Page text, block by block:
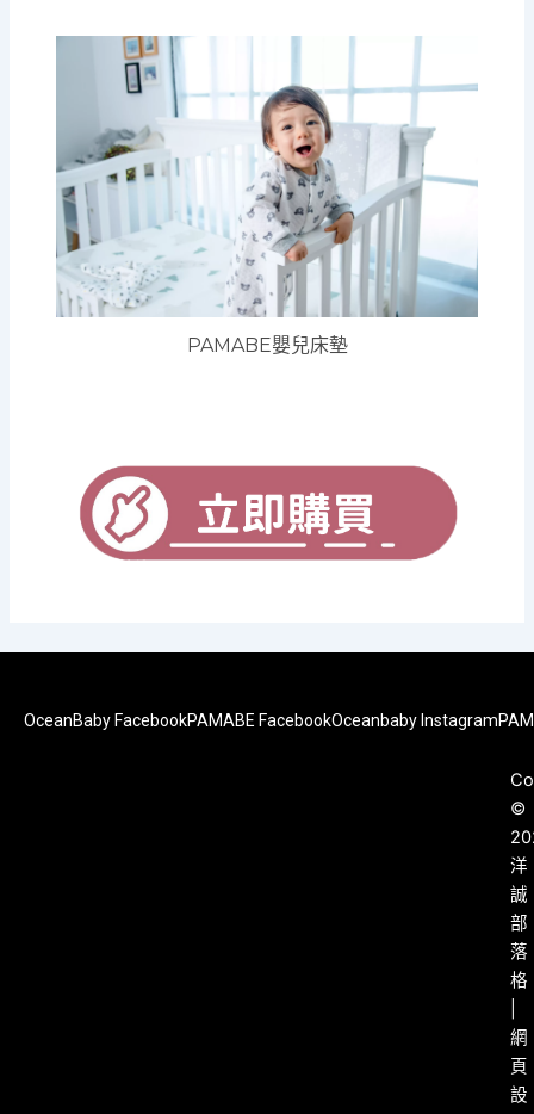
PAMABE嬰兒床墊
OceanBaby FacebookPAMABE FacebookOceanbaby Instagram
©
洋
誠
部
落
格
網
頁
設